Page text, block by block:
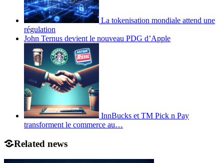
La tokenisation mondiale attend une
régulation
John Ternus devient le nouveau PDG d’Apple
InnBucks et TM Pick n Pay
transforment le commerce au…
Related news